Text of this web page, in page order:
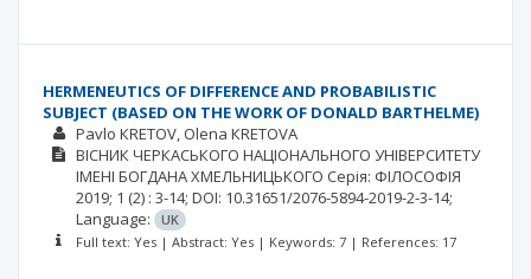
HERMENEUTICS OF DIFFERENCE AND PROBABILISTIC
SUBJECT (BASED ON THE WORK OF DONALD BARTHELME)
Pavlo КRETOV Olena КRETOVА
ВІСНИК ЧЕРКАСЬКОГО НАЦІОНАЛЬНОГО УНІВЕРСИТЕТУ
ІМЕНІ БОГДАНА ХМЕЛЬНИЦЬКОГО Серія: ФІЛОСОФІЯ
2019; 1 (2) : 3-14; DOI: 10.31651/2076-5894-2019-2-3-14;
Language:
UK
Full text: Yes | Abstract: Yes | Keywords: 7 | References: 17